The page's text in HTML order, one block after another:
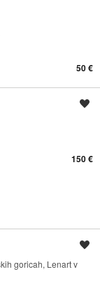
50 €
150 €
goricah, Lenart v